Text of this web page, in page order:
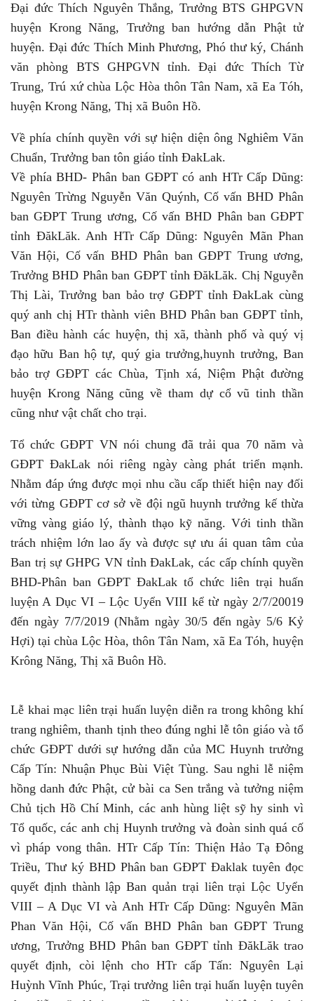
Đại đức Thích Nguyên Thắng, Trưởng BTS GHPGVN
huyện Krong Năng, Trưởng ban hướng dẫn Phật tử
huyện. Đại đức Thích Minh Phương, Phó thư ký, Chánh
văn phòng BTS GHPGVN tỉnh. Đại đức Thích Từ
Trung, Trú xứ chùa Lộc Hòa thôn Tân Nam, xã Ea Tóh,
huyện Krong Năng, Thị xã Buôn Hồ.
Về phía chính quyền với sự hiện diện ông Nghiêm Văn
Chuẩn, Trưởng ban tôn giáo tỉnh ĐakLak.
Về phía BHD- Phân ban GĐPT có anh HTr Cấp Dũng:
Nguyên Trừng Nguyễn Văn Quýnh, Cố vấn BHD Phân
ban GĐPT Trung ương, Cố vấn BHD Phân ban GĐPT
tỉnh ĐăkLăk. Anh HTr Cấp Dũng: Nguyên Mãn Phan
Văn Hội, Cố vấn BHD Phân ban GĐPT Trung ương,
Trưởng BHD Phân ban GĐPT tỉnh ĐăkLăk. Chị Nguyễn
Thị Lài, Trưởng ban bảo trợ GĐPT tỉnh ĐakLak cùng
quý anh chị HTr thành viên BHD Phân ban GĐPT tỉnh,
Ban điều hành các huyện, thị xã, thành phố và quý vị
đạo hữu Ban hộ tự, quý gia trưởng,huynh trưởng, Ban
bảo trợ GĐPT các Chùa, Tịnh xá, Niệm Phật đường
huyện Krong Năng cũng về tham dự cổ vũ tinh thần
cũng như vật chất cho trại.
Tổ chức GĐPT VN nói chung đã trải qua 70 năm và
GĐPT ĐakLak nói riêng ngày càng phát triển mạnh.
Nhằm đáp ứng được mọi nhu cầu cấp thiết hiện nay đối
với từng GĐPT cơ sở về đội ngũ huynh trưởng kế thừa
vững vàng giáo lý, thành thạo kỹ năng. Với tinh thần
trách nhiệm lớn lao ấy và được sự ưu ái quan tâm của
Ban trị sự GHPG VN tỉnh ĐakLak, các cấp chính quyền
BHD-Phân ban GĐPT ĐakLak tổ chức liên trại huấn
luyện A Dục VI – Lộc Uyển VIII kể từ ngày 2/7/20019
đến ngày 7/7/2019 (Nhằm ngày 30/5 đến ngày 5/6 Kỷ
Hợi) tại chùa Lộc Hòa, thôn Tân Nam, xã Ea Tóh, huyện
Krông Năng, Thị xã Buôn Hồ.
Lễ khai mạc liên trại huấn luyện diễn ra trong không khí
trang nghiêm, thanh tịnh theo đúng nghi lễ tôn giáo và tổ
chức GĐPT dưới sự hướng dẫn của MC Huynh trưởng
Cấp Tín: Nhuận Phục Bùi Việt Tùng. Sau nghi lễ niệm
hồng danh đức Phật, cử bài ca Sen trắng và tưởng niệm
Chủ tịch Hồ Chí Minh, các anh hùng liệt sỹ hy sinh vì
Tổ quốc, các anh chị Huynh trưởng và đoàn sinh quá cố
vì pháp vong thân. HTr Cấp Tín: Thiện Hảo Tạ Đông
Triều, Thư ký BHD Phân ban GĐPT Đaklak tuyên đọc
quyết định thành lập Ban quản trại liên trại Lộc Uyển
VIII – A Dục VI và Anh HTr Cấp Dũng: Nguyên Mãn
Phan Văn Hội, Cố vấn BHD Phân ban GĐPT Trung
ương, Trưởng BHD Phân ban GĐPT tỉnh ĐăkLăk trao
quyết định, còi lệnh cho HTr cấp Tấn: Nguyên Lại
Huỳnh Vĩnh Phúc, Trại trưởng liên trại huấn luyện tuyên